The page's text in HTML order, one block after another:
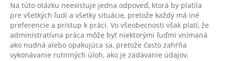
Na túto otázku neexistuje jedna odpoveď, ktorá by platila
pre všetkých ľudí a všetky situácie, pretože každý má iné
preferencie a prístup k práci. Vo všeobecnosti však platí, že
administratívna práca môže byť niektorými ľuďmi vnímaná
ako nudná alebo opakujúca sa, pretože často zahŕňa
vykonávanie rutinných úloh, ako je zadávanie údajov,